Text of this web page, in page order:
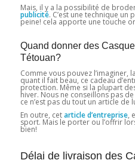
Mais, il y a la possibilité de
publicité. C’est une technique un
peine! cela apporte une touche
Quand donner des
Tétouan?
Comme vous pouvez l’imaginer,
quant il fait beau, ce cadeau
protection. Même si la plupart
hiver. Nous ne conseillons pas
ce n’est pas du tout un article de
En outre, cetarticle d’entreprise,
sport. Mais le porter ou l’offrir
bien!
Délai de livraison des